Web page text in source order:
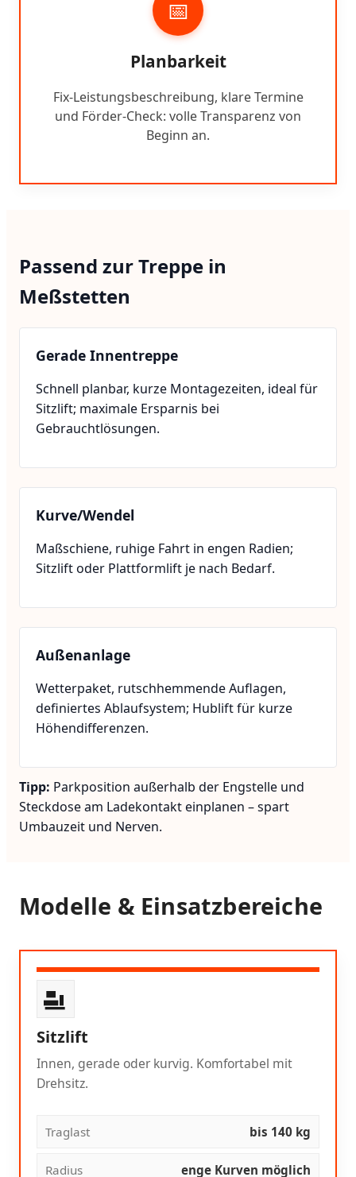
📅
Planbarkeit
Fix-Leistungsbeschreibung, klare Termine
und Förder-Check: volle Transparenz von
Beginn an.
Passend zur Treppe in
Meßstetten
Gerade Innentreppe
Schnell planbar, kurze Montagezeiten, ideal für
Sitzlift; maximale Ersparnis bei
Gebrauchtlösungen.
Kurve/Wendel
Maßschiene, ruhige Fahrt in engen Radien;
Sitzlift oder Plattformlift je nach Bedarf.
Außenanlage
Wetterpaket, rutschhemmende Auflagen,
definiertes Ablaufsystem; Hublift für kurze
Höhendifferenzen.
Tipp: Parkposition außerhalb der Engstelle und
Steckdose am Ladekontakt einplanen – spart
Umbauzeit und Nerven.
Modelle & Einsatzbereiche
Sitzlift
Innen, gerade oder kurvig. Komfortabel mit
Drehsitz.
Traglast bis 140 kg
Radius enge Kurven möglich